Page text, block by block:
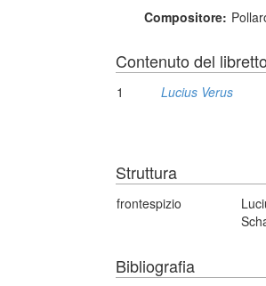
Compositore:
Contenuto del libretto
1 Lucius Verus
Struttura
frontespizio
Bibliografia